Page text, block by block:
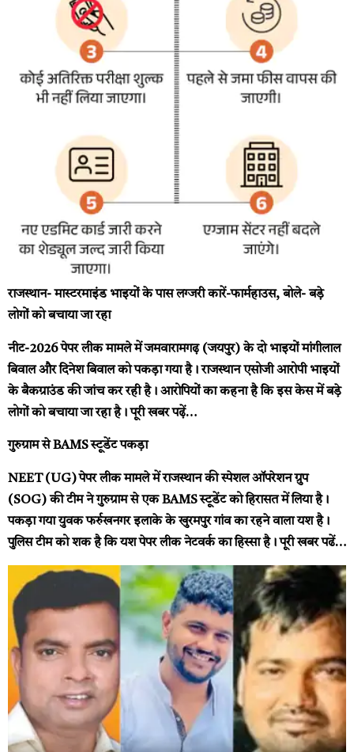
राजस्थान- मास्टरमाइंड भाइयों के पास लग्जरी कारें-फार्महाउस, बोले- बड़े
लोगों को बचाया जा रहा
नीट-2026 पेपर लीक मामले में जमवारामगढ़ (जयपुर) के दो भाइयों मांगीलाल
बिवाल और दिनेश बिवाल को पकड़ा गया है। राजस्थान एसोजी आरोपी भाइयों
के बैकग्राउंड की जांच कर रही है। आरोपियों का कहना है कि इस केस में बड़े
लोगों को बचाया जा रहा है।पूरी खबर पढ़ें…
गुरुग्राम से BAMS स्टूडेंट पकड़ा
NEET (UG) पेपर लीक मामले में राजस्थान की स्पेशल ऑपरेशन ग्रुप
(SOG) की टीम ने गुरुग्राम से एक BAMS स्टूडेंट को हिरासत में लिया है।
पकड़ा गया युवक फर्रुखनगर इलाके के खुरमपुर गांव का रहने वाला यश है।
पुलिस टीम को शक है कि यश पेपर लीक नेटवर्क का हिस्सा है।पूरी खबर पढें…